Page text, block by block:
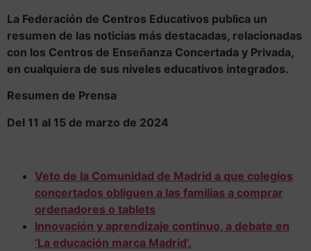
La Federación de Centros Educativos publica un
resumen de las noticias más destacadas, relacionadas
con los Centros de Enseñanza Concertada y Privada,
en cualquiera de sus niveles educativos integrados.
Resumen de Prensa
Del 11 al 15 de marzo de 2024
Veto de la Comunidad de Madrid a que colegios
concertados obliguen a las familias a comprar
ordenadores o tablets
Innovación y aprendizaje continuo, a debate en
‘La educación marca Madrid’.